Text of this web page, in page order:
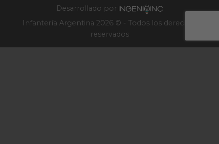
Desarrollado por
Infantería Argentina 2026 © - Todos los derechos
reservados